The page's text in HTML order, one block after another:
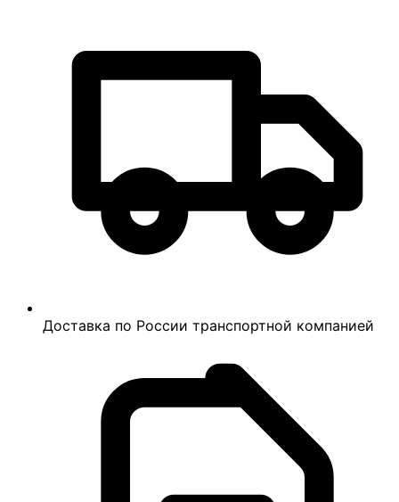
Доставка по России транспортной компанией